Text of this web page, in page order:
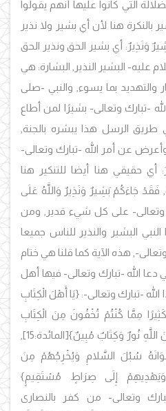
التي كانوا عليها أنهم يقولوا
بالنكرة هنا لأن أي بشير ولا نذير
وَنَذِيرٌ: أي بشير الحق ونذير الحق
عليه- البشير النذير, البشارة: هي
والتهديد بما يسوء, والنبي -صلى
-تبارك وتعالى- بشيرًا لمن أطاع
طريق الرسل هذا يبشره بالجنة,
عن أمر الله -تبارك وتعالى-
أي حقيقي هنا أيضا للتنكير هنا
فَقَدْ جَاءَكُمْ بَشِيرٌ وَنَذِيرٌ وَاللَّهُ عَلَى
وتعالى- على كل شيء قدير, ومن
البشير والنذير للناس جميعا
, هذه الآية كما قلنا هي ختام
دعا الله -تبارك وتعالى- فيها أهل
الله -تبارك وتعالى-: {يَا أَهْلَ الْكِتَابِ
مِمَّا كُنْتُمْ تُخْفُونَ مِنَ الْكِتَابِ
وَيَعْفُوا عَنْ كَثِيرٍ قَدْ جَاءَكُمْ مِنَ اللَّهِ نُورٌ وَكِتَابٌ مُبِينٌ}[المائدة:15],
سُبُلَ السَّلامِ وَيُخْرِجُهُمْ مِنَ
وَيَهْدِيهِمْ إِلَى صِرَاطٍ مُسْتَقِيمٍ}
وتعالى- من كفر بالنصارى